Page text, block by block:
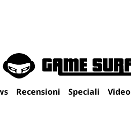
Recensioni Speciali Video